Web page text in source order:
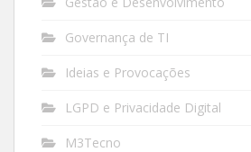
Governança de TI
Ideias e Provocações
LGPD e Privacidade Digital
M3Tecno